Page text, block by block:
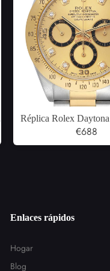
Réplica Rolex
Amarillo Diamante
€688
Enlaces rápidos
Hogar
Blog